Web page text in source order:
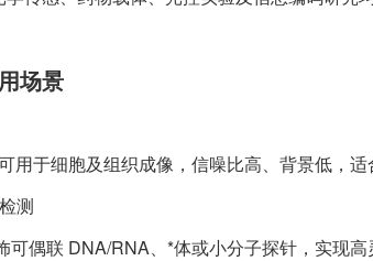
场景
用于细胞及组织成像，信噪比高、背景低，适
测
可偶联 DNA/RNA、*体或小分子探针，实现高